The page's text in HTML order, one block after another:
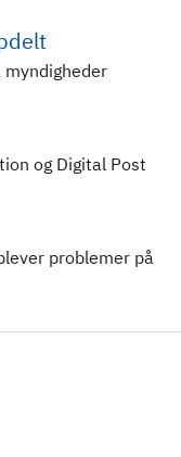
og Digital Post
problemer på